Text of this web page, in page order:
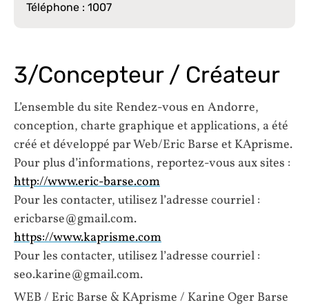
Téléphone : 1007
3/Concepteur / Créateur
L’ensemble du site Rendez-vous en Andorre,
conception, charte graphique et applications, a été
créé et développé par Web/Eric Barse et KAprisme.
Pour plus d’informations, reportez-vous aux sites :
http://www.eric-barse.com
Pour les contacter, utilisez l’adresse courriel :
ericbarse@gmail.com.
https://www.kaprisme.com
Pour les contacter, utilisez l’adresse courriel :
seo.karine@gmail.com.
WEB / Eric Barse & KAprisme / Karine Oger Barse